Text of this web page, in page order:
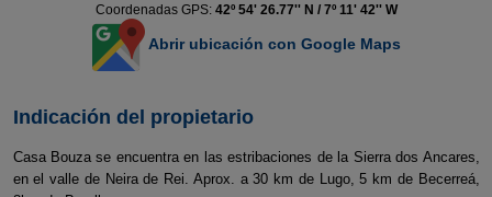
Coordenadas GPS: 42º 54' 26.77'' N / 7º 11' 42'' W
Abrir ubicación con Google Maps
Indicación del propietario
Casa Bouza se encuentra en las estribaciones de la Sierra dos Ancares,
en el valle de Neira de Rei. Aprox. a 30 km de Lugo, 5 km de Becerreá,